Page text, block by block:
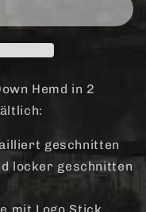
Hemd in 2
geschnitten
locker geschnitten